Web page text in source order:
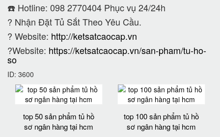
☎️ Hotline: 098 2770404 Phục vụ 24/24h
? Nhận Đặt Tủ Sắt Theo Yêu Cầu.
? Website: http://ketsatcaocap.vn
?Website: https://ketsatcaocap.vn/san-pham/tu-ho-
so
ID: 3600
top 50 sản phẩm tủ hồ
sơ ngân hàng tại hcm
top 100 sản phẩm tủ hồ
sơ ngân hàng tại hcm